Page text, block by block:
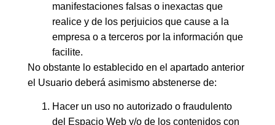
manifestaciones falsas o inexactas que
realice y de los perjuicios que cause a la
empresa o a terceros por la información que
facilite.
No obstante lo establecido en el apartado anterior
el Usuario deberá asimismo abstenerse de:
Hacer un uso no autorizado o fraudulento
del Espacio Web y/o de los contenidos con